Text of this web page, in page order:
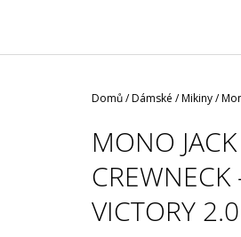
Domů/Dámské /Mikiny/
MONO
CREWNECK
VICTORY 2.0